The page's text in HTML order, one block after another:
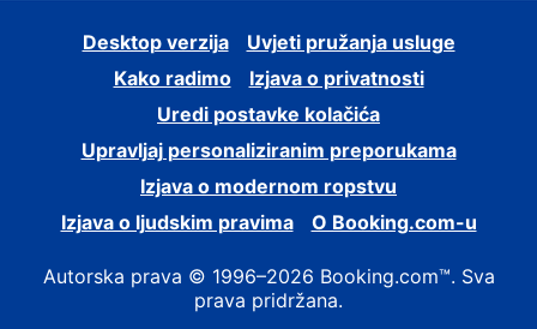
Desktop verzija
Uvjeti pružanja usluge
Kako radimo
Izjava o privatnosti
Uredi postavke kolačića
Upravljaj personaliziranim preporukama
Izjava o modernom ropstvu
Izjava o ljudskim pravima
O Booking.com-u
Autorska prava © 1996–2026 Booking.com™. Sva
prava pridržana.